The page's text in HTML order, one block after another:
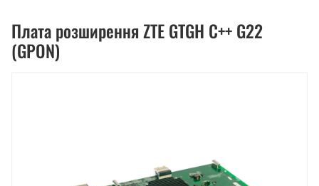
Плата розширення ZTE GTGH C++ G22
(GPON)